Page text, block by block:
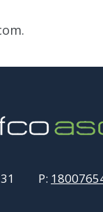
P: